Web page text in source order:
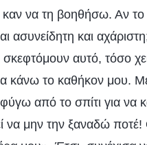
να τη βοηθήσω. Αν το
ασυνείδητη και
αυτό, τόσο
κάνω το καθήκον μου.
από το σπίτι για να
να μην την ξαναδώ